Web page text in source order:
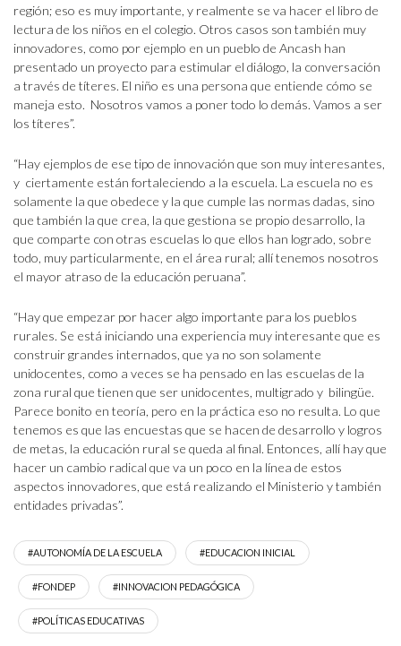
región; eso es muy importante, y realmente se va hacer el libro de
lectura de los niños en el colegio. Otros casos son también muy
innovadores, como por ejemplo en un pueblo de Ancash han
presentado un proyecto para estimular el diálogo, la conversación
a través de títeres. El niño es una persona que entiende cómo se
maneja esto. Nosotros vamos a poner todo lo demás. Vamos a ser
los títeres”.
“Hay ejemplos de ese tipo de innovación que son muy interesantes,
y ciertamente están fortaleciendo a la escuela. La escuela no es
solamente la que obedece y la que cumple las normas dadas, sino
que también la que crea, la que gestiona se propio desarrollo, la
que comparte con otras escuelas lo que ellos han logrado, sobre
todo, muy particularmente, en el área rural; allí tenemos nosotros
el mayor atraso de la educación peruana”.
“Hay que empezar por hacer algo importante para los pueblos
rurales. Se está iniciando una experiencia muy interesante que es
construir grandes internados, que ya no son solamente
unidocentes, como a veces se ha pensado en las escuelas de la
zona rural que tienen que ser unidocentes, multigrado y bilingüe.
Parece bonito en teoría, pero en la práctica eso no resulta. Lo que
tenemos es que las encuestas que se hacen de desarrollo y logros
de metas, la educación rural se queda al final. Entonces, allí hay que
hacer un cambio radical que va un poco en la línea de estos
aspectos innovadores, que está realizando el Ministerio y también
entidades privadas”.
#AUTONOMÍA DE LA ESCUELA #EDUCACION INICIAL
#FONDEP #INNOVACION PEDAGÓGICA
#POLÍTICAS EDUCATIVAS